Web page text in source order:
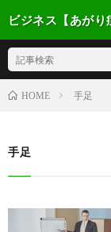
ビジネス【あがり
HOME 手足
手足